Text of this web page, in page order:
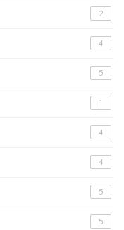
2
4
5
1
4
4
5
5